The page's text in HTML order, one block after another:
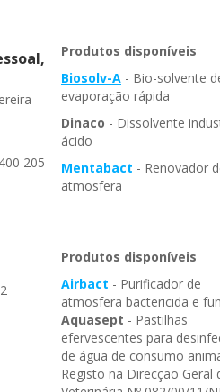
205
Produtos disponíveis
Biosolv-A - Bio-solvente
evaporação rápida
Dinaco - Dissolvente
ácido
Mentabact - Renovador
atmosfera
Produtos disponíveis
Airbact - Purificador de
atmosfera bactericida e
Aquasept - Pastilhas
efervescentes para
de água de consumo
Registo na Direcção Geral